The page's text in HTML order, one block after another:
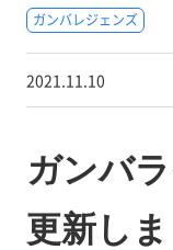
ガンバレジェンズ
2021.11.10
ガンバ
更新しま